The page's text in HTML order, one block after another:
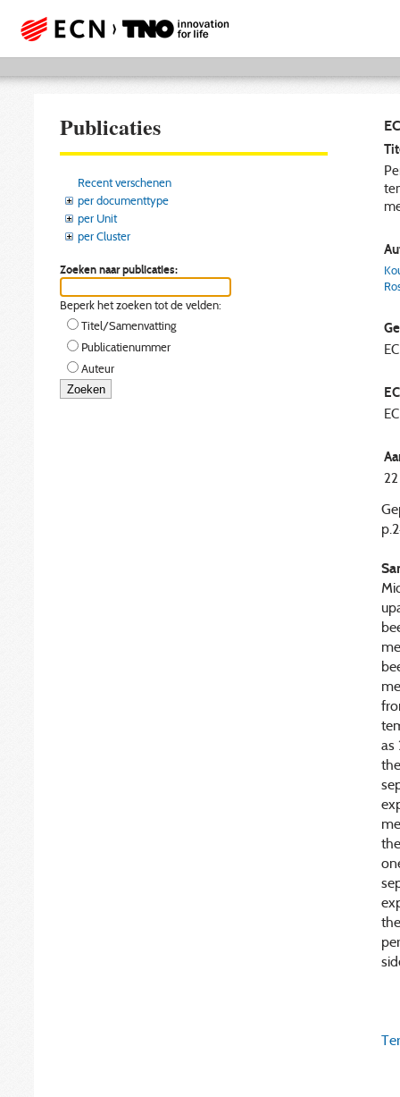
Publicaties
Recent verschenen
per documenttype
per Unit
per Cluster
Zoeken naar publicaties:
Beperk het zoeken tot de velden:
Titel/Samenvatting
Publicatienummer
Auteur
22
as